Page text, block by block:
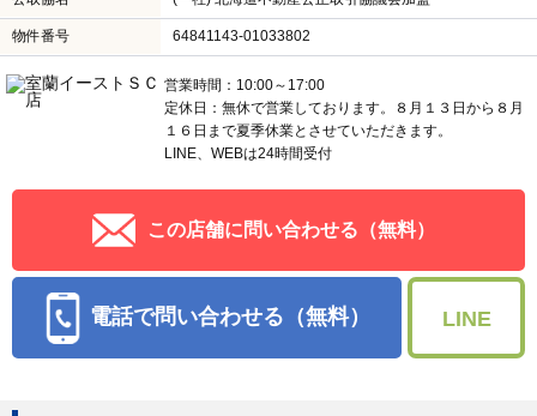
物件番号 64841143-01033802
営業時間：10:00～17:00
定休日：無休で営業しております。８月１３日から８月
１６日まで夏季休業とさせていただきます。
LINE、WEBは24時間受付
この店舗に問い合わせる（無料）
電話で問い合わせる（無料） LINE